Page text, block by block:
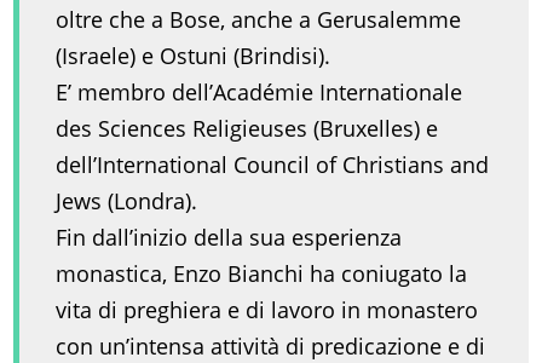
oltre che a Bose, anche a Gerusalemme
(Israele) e Ostuni (Brindisi).
E’ membro dell’Académie Internationale
des Sciences Religieuses (Bruxelles) e
dell’International Council of Christians and
Jews (Londra).
Fin dall’inizio della sua esperienza
monastica, Enzo Bianchi ha coniugato la
vita di preghiera e di lavoro in monastero
con un’intensa attività di predicazione e di